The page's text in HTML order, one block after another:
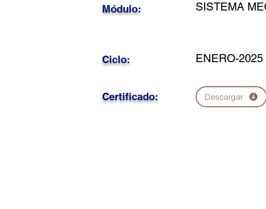
SISTEMA
Módulo:
ENERO-2025
Ciclo:
Certificado: Descargar